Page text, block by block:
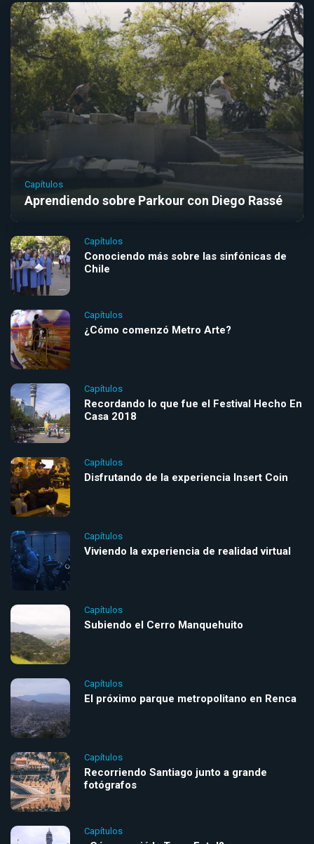
Capítulos
Aprendiendo sobre Parkour con Diego Rassé
Capítulos
Conociendo más sobre las sinfónicas de
Chile
Capítulos
¿Cómo comenzó Metro Arte?
Capítulos
Recordando lo que fue el Festival Hecho En
Casa 2018
Capítulos
Disfrutando de la experiencia Insert Coin
Capítulos
Viviendo la experiencia de realidad virtual
Capítulos
Subiendo el Cerro Manquehuito
Capítulos
El próximo parque metropolitano en Renca
Capítulos
Recorriendo Santiago junto a grande
fotógrafos
Capítulos